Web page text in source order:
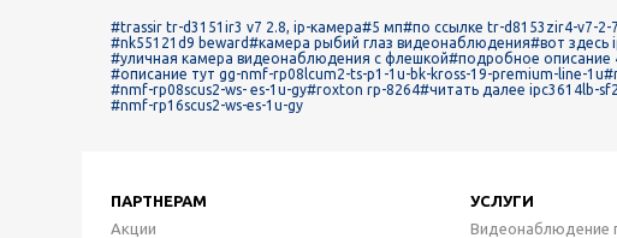
#trassir tr-d3151ir3 v7 2.8, ip-камера#5 мп#по ссылке tr-d8153zir4-v7-2-
#nk55121d9 beward#камера рыбий глаз видеонаблюдения#вот здесь
#уличная камера видеонаблюдения с флешкой#подробное описание
#описание тут gg-nmf-rp08lcum2-ts-p1-1u-bk-kross-19-premium-line-1u
#nmf-rp08scus2-ws- es-1u-gy#roxton rp-8264#читать далее ipc3614lb-
#nmf-rp16scus2-ws-es-1u-gy
ПАРТНЕРАМ
Акции
УСЛУГИ
Видеонаблюдение